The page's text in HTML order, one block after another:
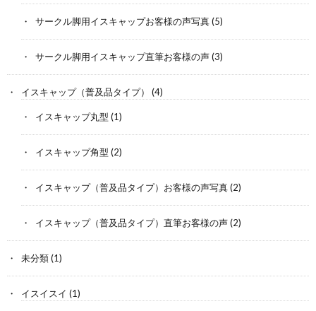
サークル脚用イスキャップお客様の声写真(5)
サークル脚用イスキャップ直筆お客様の声(3)
イスキャップ（普及品タイプ） (4)
イスキャップ丸型 (1)
イスキャップ角型 (2)
イスキャップ（普及品タイプ）お客様の声写真(2)
イスキャップ（普及品タイプ）直筆お客様の声(2)
未分類(1)
イスイスイ (1)